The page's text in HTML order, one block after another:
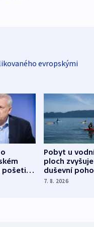
evropskými
pošetilé,
Pobyt u
ploch zvyšuje
duševní
ukázala
7. 8. 2026